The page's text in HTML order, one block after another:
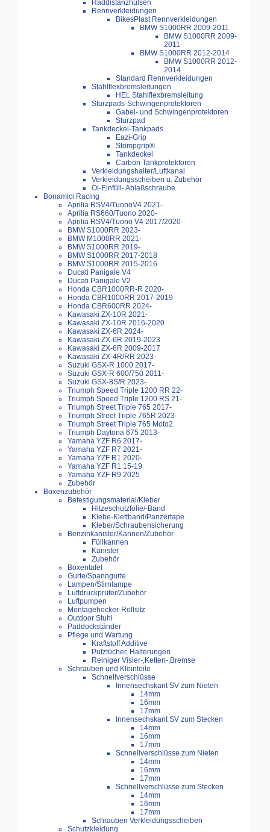
Raddistanzhülsen
Rennverkleidungen
BikesPlast Rennverkleidungen
BMW S1000RR 2009-2011
BMW S1000RR 2009-
2011
BMW S1000RR 2012-2014
BMW S1000RR 2012-
2014
Standard Rennverkleidungen
Stahlflexbremsleitungen
HEL Stahlflexbremsleitung
Sturzpads-Schwingenprotektoren
Gabel- und Schwingenprotektoren
Sturzpad
Tankdeckel-Tankpads
Eazi-Grip
Stompgrip®
Tankdeckel
Carbon Tankprotektoren
Verkleidungshalter/Luftkanal
Verkleidungsscheiben u. Zubehör
Öl-Einfüll- Ablaßschraube
Bonamici Racing
Aprilia RSV4/TuonoV4 2021-
Aprilia RS660/Tuono 2020-
Aprilia RSV4/Tuono V4 2017/2020
BMW S1000RR 2023-
BMW M1000RR 2021-
BMW S1000RR 2019-
BMW S1000RR 2017-2018
BMW S1000RR 2015-2016
Ducati Panigale V4
Ducati Panigale V2
Honda CBR1000RR-R 2020-
Honda CBR1000RR 2017-2019
Honda CBR600RR 2024-
Kawasaki ZX-10R 2021-
Kawasaki ZX-10R 2016-2020
Kawasaki ZX-6R 2024-
Kawasaki ZX-6R 2019-2023
Kawasaki ZX-6R 2009-2017
Kawasaki ZX-4R/RR 2023-
Suzuki GSX-R 1000 2017-
Suzuki GSX-R 600/750 2011-
Suzuki GSX-8S/R 2023-
Triumph Speed Triple 1200 RR 22-
Triumph Speed Triple 1200 RS 21-
Triumph Street Triple 765 2017-
Triumph Street Triple 765R 2023-
Triumph Street Triple 765 Moto2
Triumph Daytona 675 2013-
Yamaha YZF R6 2017-
Yamaha YZF R7 2021-
Yamaha YZF R1 2020-
Yamaha YZF R1 15-19
Yamaha YZF R9 2025
Zubehör
Boxenzubehör
Befestigungsmaterial/Kleber
Hitzeschutzfolie/-Band
Klebe-Klettband/Panzertape
Kleber/Schraubensicherung
Benzinkanister/Kannen/Zubehör
Füllkannen
Kanister
Zubehör
Boxentafel
Gurte/Spanngurte
Lampen/Stirnlampe
Luftdruckprüfer/Zubehör
Luftpumpen
Montagehocker-Rollsitz
Outdoor Stuhl
Paddockständer
Pflege und Wartung
Kraftstoff Additive
Putztücher, Halterungen
Reiniger Visier-,Ketten-,Bremse
Schrauben und Kleinteile
Schnellverschlüsse
Innensechskant SV zum Nieten
14mm
16mm
17mm
Innensechskant SV zum Stecken
14mm
16mm
17mm
Schnellverschlüsse zum Nieten
14mm
16mm
17mm
Schnellverschlüsse zum Stecken
14mm
16mm
17mm
Schrauben Verkleidungsscheiben
Schutzkleidung